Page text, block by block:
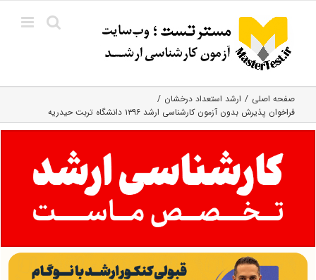
content
صفحه اصلی
ارشد استعداد درخشان
فراخوان پذیرش بدون آزمون کارشناسی ارشد ۱۳۹۶ دانشگاه تربت حیدریه